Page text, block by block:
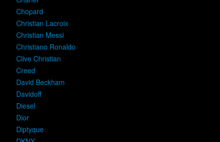
Chopard
Christian Lacroix
Christian Messi
Christiano Ronaldo
Clive Christian
Creed
David Beckham
Davidoff
Diesel
Dior
Diptyque